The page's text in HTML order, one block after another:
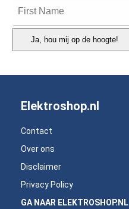
Ja, hou mij op de hoogte!
Elektroshop.nl
Contact
Over ons
Disclaimer
Privacy Policy
GA NAAR ELEKTROSHOP.NL